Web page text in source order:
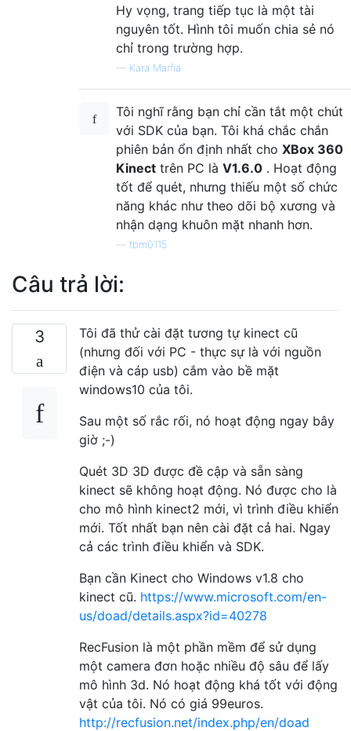
Hy vọng, trang tiếp tục là một tài
nguyên tốt. Hình tôi muốn chia sẻ nó
chỉ trong trường hợp.
— Kara Marfia
Tôi nghĩ rằng bạn chỉ cần tắt một chút
với SDK của bạn. Tôi khá chắc chắn
phiên bản ổn định nhất cho XBox 360
Kinect trên PC là V1.6.0 . Hoạt động
tốt để quét, nhưng thiếu một số chức
năng khác như theo dõi bộ xương và
nhận dạng khuôn mặt nhanh hơn.
tbm0115
Câu trả lời:
3
Tôi đã thử cài đặt tương tự kinect cũ
(nhưng đối với PC - thực sự là với nguồn
điện và cáp usb) cắm vào bề mặt
windows10 của tôi.
Sau một số rắc rối, nó hoạt động ngay bây
giờ ;-)
Quét 3D 3D được đề cập và sẵn sàng
kinect sẽ không hoạt động. Nó được cho là
cho mô hình kinect2 mới, vì trình điều khiển
mới. Tốt nhất bạn nên cài đặt cả hai. Ngay
cả các trình điều khiển và SDK.
Bạn cần Kinect cho Windows v1.8 cho
kinect cũ. https://www.microsoft.com/en-
us/doad/details.aspx?id=40278
RecFusion là một phần mềm để sử dụng
một camera đơn hoặc nhiều độ sâu để lấy
mô hình 3d. Nó hoạt động khá tốt với động
vật của tôi. Nó có giá 99euros.
http://recfusion.net/index.php/en/doad